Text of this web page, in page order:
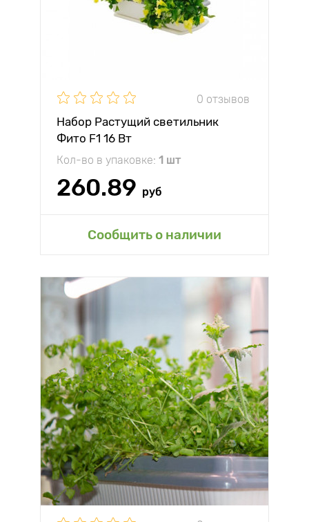
0 отзывов
Набор Растущий светильник
Фито F1 16 Вт
Кол-во в упаковке: 1 шт
260.89 руб
Сообщить о наличии